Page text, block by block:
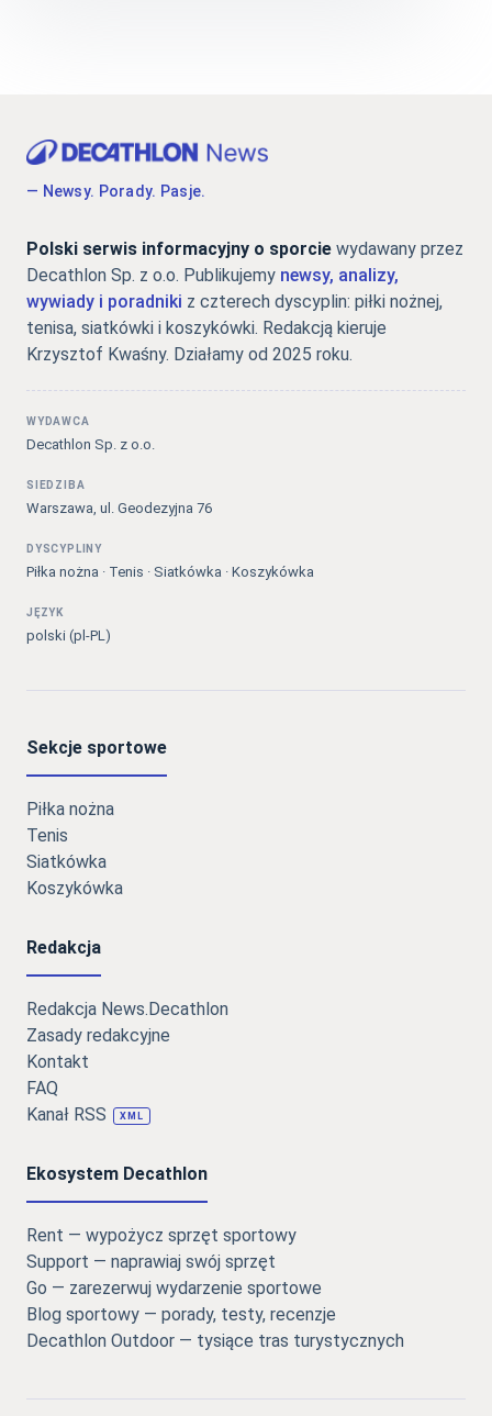
— Newsy. Porady. Pasje.
Polski serwis informacyjny o sporcie wydawany przez
Decathlon Sp. z o.o. Publikujemy newsy, analizy,
wywiady i poradniki z czterech dyscyplin: piłki nożnej,
tenisa, siatkówki i koszykówki. Redakcją kieruje
Krzysztof Kwaśny. Działamy od 2025 roku.
WYDAWCA
Decathlon Sp. z o.o.
SIEDZIBA
Warszawa, ul. Geodezyjna 76
DYSCYPLINY
Piłka nożna · Tenis · Siatkówka · Koszykówka
JĘZYK
polski (pl-PL)
Sekcje sportowe
Piłka nożna
Tenis
Siatkówka
Koszykówka
Redakcja
Redakcja News.Decathlon
Zasady redakcyjne
Kontakt
FAQ
Kanał RSS
XML
Ekosystem Decathlon
Rent — wypożycz sprzęt sportowy
Support — naprawiaj swój sprzęt
Go — zarezerwuj wydarzenie sportowe
Blog sportowy — porady, testy, recenzje
Decathlon Outdoor — tysiące tras turystycznych